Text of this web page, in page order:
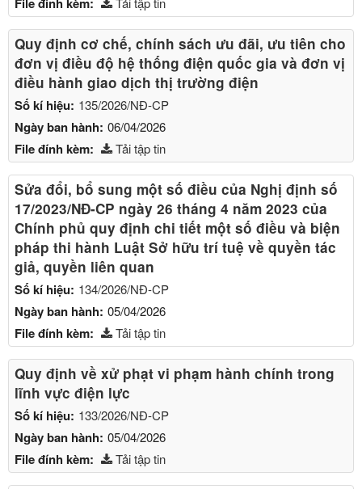
Quy định cơ chế, chính sách ưu đãi, ưu tiên cho
đơn vị điều độ hệ thống điện quốc gia và đơn vị
điều hành giao dịch thị trường điện
Số kí hiệu: 135/2026/NĐ-CP
Ngày ban hành: 06/04/2026
File đính kèm: Tải tập tin
Sửa đổi, bổ sung một số điều của Nghị định số
17/2023/NĐ-CP ngày 26 tháng 4 năm 2023 của
Chính phủ quy định chi tiết một số điều và biện
pháp thi hành Luật Sở hữu trí tuệ về quyền tác
giả, quyền liên quan
Số kí hiệu: 134/2026/NĐ-CP
Ngày ban hành: 05/04/2026
File đính kèm: Tải tập tin
Quy định về xử phạt vi phạm hành chính trong
lĩnh vực điện lực
Số kí hiệu: 133/2026/NĐ-CP
Ngày ban hành: 05/04/2026
File đính kèm: Tải tập tin